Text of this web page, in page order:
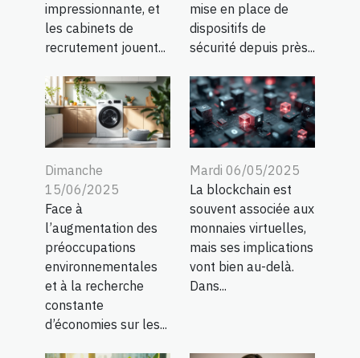
impressionnante, et
les cabinets de
recrutement jouent...
mise en place de
dispositifs de
sécurité depuis près...
Dimanche
15/06/2025
Face à
l’augmentation des
préoccupations
environnementales
et à la recherche
constante
d’économies sur les...
Mardi 06/05/2025
La blockchain est
souvent associée aux
monnaies virtuelles,
mais ses implications
vont bien au-delà.
Dans...